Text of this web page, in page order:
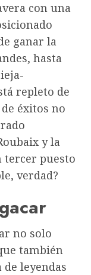
con una
ganar la
hasta
repleto de
éxitos no
y la
tercer puesto
verdad?
no solo
también
leyendas